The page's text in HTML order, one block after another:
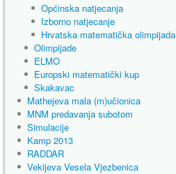
Općinska natjecanja
Izborno natjecanje
Hrvatska matematička olimpijada
Olimpijade
ELMO
Europski matematički kup
Skakavac
Mathejeva mala (m)učionica
MNM predavanja subotom
Simulacije
Kamp 2013
RADDAR
Vekijeva Vesela Vjezbenica